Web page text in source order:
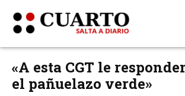
«A esta CGT le
el pañuelazo verde»